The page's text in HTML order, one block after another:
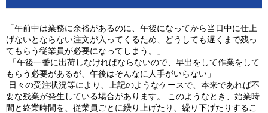
「午前中は業務に余裕があるのに、午後になってから当日中に仕上
げないとならない注文が入ってくるため、どうしても遅くまで残っ
てもらう従業員が必要になってしまう。」
「午後一番に出荷しなければならないので、早出をして作業をして
もらう必要があるが、午後はそんなに人手がいらない」
日々の受注状況等により、上記のようなケースで、本来であれば不
要な残業が発生している場合があります。 このようなとき、始業時
間と終業時間を、従業員ごとに繰り上げたり、繰り下げたりするこ